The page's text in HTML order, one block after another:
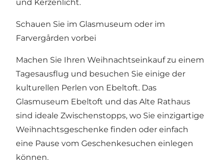
und Kerzenlicht.
Schauen Sie im Glasmuseum oder im
Farvergården vorbei
Machen Sie Ihren Weihnachtseinkauf zu einem
Tagesausflug und besuchen Sie einige der
kulturellen Perlen von Ebeltoft. Das
Glasmuseum Ebeltoft und das Alte Rathaus
sind ideale Zwischenstopps, wo Sie einzigartige
Weihnachtsgeschenke finden oder einfach
eine Pause vom Geschenkesuchen einlegen
können.